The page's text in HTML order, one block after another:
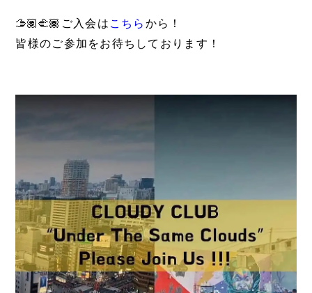
🫱🏽‍🫲🏾ご入会は こちら から！
皆様のご参加をお待ちしております！